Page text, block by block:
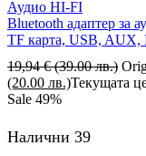
Аудио HI-FI
Bluetooth адаптер за
TF карта, USB, AUX,
19,94€ (39.00 лв.)
(20.00 лв.)Текущата
Sale 49%
Налични 39